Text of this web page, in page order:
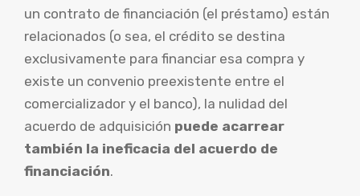
un contrato de financiación (el préstamo) están
relacionados (o sea, el crédito se destina
exclusivamente para financiar esa compra y
existe un convenio preexistente entre el
comercializador y el banco), la nulidad del
acuerdo de adquisición puede acarrear
también la ineficacia del acuerdo de
financiación.